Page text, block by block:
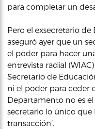
para completar un
Pero el exsecretario de
aseguró ayer que un
el poder para hacer
entrevista radial
Secretario de
ni el poder para ceder
Departamento no es el
secretario lo único que
transacción’.